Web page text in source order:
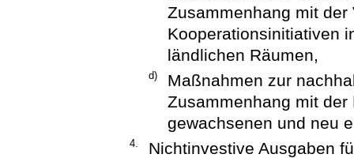
Zusammenhang mit
Kooperationsinitiativen
ländlichen Räumen,
d)
Maßnahmen zur
Zusammenhang mit
gewachsenen und neu
4.
Nichtinvestive Ausgaben